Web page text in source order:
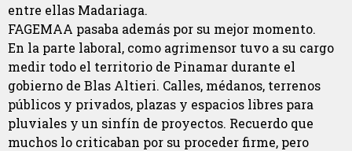
entre ellas Madariaga.
FAGEMAA pasaba además por su mejor momento.
En la parte laboral, como agrimensor tuvo a su cargo
medir todo el territorio de Pinamar durante el
gobierno de Blas Altieri. Calles, médanos, terrenos
públicos y privados, plazas y espacios libres para
pluviales y un sinfín de proyectos. Recuerdo que
muchos lo criticaban por su proceder firme, pero